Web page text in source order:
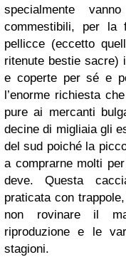
specialmente
commestibili, per la
pellicce (eccetto
ritenute bestie sacre)
e coperte per sé e
l’enorme richiesta
pure ai mercanti
decine di migliaia gli
del sud poiché la
a comprarne molti
deve. Questa
praticata con
non rovinare il
riproduzione e le
stagioni.